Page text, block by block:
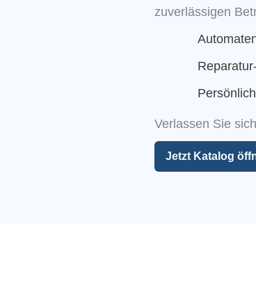
zuverlässigen
Verlassen Sie
Jetzt Katalog